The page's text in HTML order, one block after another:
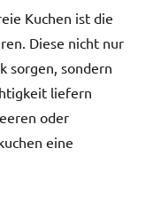
Kuchen ist die
Diese nicht nur
sorgen, sondern
liefern
oder
eine